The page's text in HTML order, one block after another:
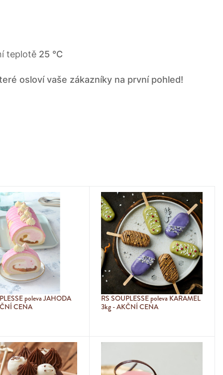
teplotě 25 °C
osloví vaše zákazníky na první pohled!
poleva JAHODA
CENA
RS SOUPLESSE poleva KARAMEL
3kg - AKČNÍ CENA